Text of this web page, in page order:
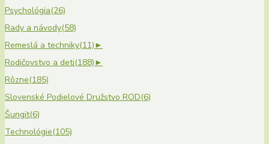
Psychológia(26)
Rady a návody(58)
Remeslá a techniky(11)►
Rodičovstvo a deti(188)►
Rôzne(185)
Slovenské Podielové Družstvo ROD(6)
Šungit(6)
Technológie(105)